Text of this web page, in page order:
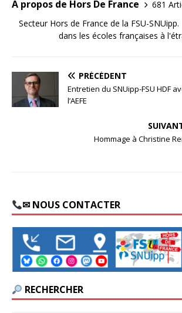
A propos de Hors De France
681
Secteur Hors de France de la FSU-
dans les écoles françaises à
PRÉCÉDENT
Entretien du SNUipp-FSU HDF
l’AEFE
Hommage à Christine
✉ NOUS CONTACTER
RECHERCHER